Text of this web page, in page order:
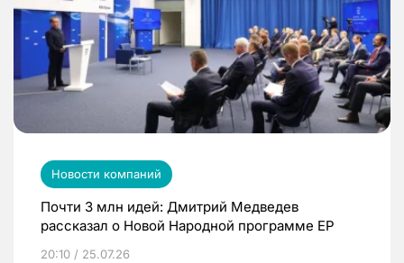
Новости компаний
Почти 3 млн идей: Дмитрий Медведев
рассказал о Новой Народной программе ЕР
20:10 / 25.07.26